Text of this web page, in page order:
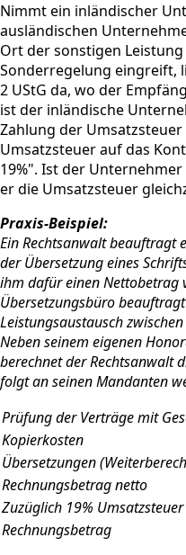
Nimmt ein inländischer
ausländischen
Ort der sonstigen
Sonderregelung eingreift,
2 UStG da, wo der
ist der inländische
Zahlung der
Umsatzsteuer auf das
19%". Ist der
er die Umsatzsteuer
Praxis-Beispiel:
Ein Rechtsanwalt beauftragt
der Übersetzung eines
ihm dafür einen Nettobetrag
Übersetzungsbüro
Leistungsaustausch
Neben seinem eigenen
berechnet der Rechtsanwalt
folgt an seinen Mandanten
Prüfung der Verträge mit
Kopierkosten
Übersetzungen
Rechnungsbetrag netto
Zuzüglich 19% Umsatzsteuer
Rechnungsbetrag